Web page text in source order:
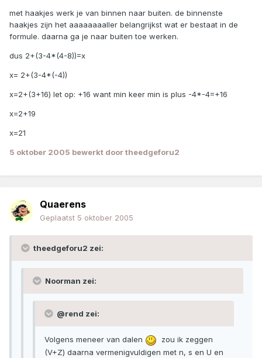
met haakjes werk je van binnen naar buiten. de binnenste
haakjes zijn het aaaaaaaaller belangrijkst wat er bestaat in de
formule. daarna ga je naar buiten toe werken.
dus 2+(3-4*(4-8))=x
x= 2+(3-4*(-4))
x=2+(3+16) let op: +16 want min keer min is plus -4*-4=+16
x=2+19
x=21
5 oktober 2005 bewerkt door theedgeforu2
Quaerens
Geplaatst 5 oktober 2005
theedgeforu2 zei:
Noorman zei:
@rend zei:
Volgens meneer van dalen
zou ik zeggen
(V+Z) daarna vermenigvuldigen met n, s en U en